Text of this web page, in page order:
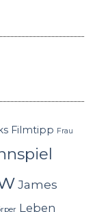
Filmtipp Frau
James
Leben